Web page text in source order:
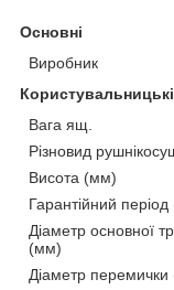
Основні
Виробник
Вага ящ.
Різновид
Висота (мм)
Гарантійний період
Діаметр основної
(мм)
Діаметр